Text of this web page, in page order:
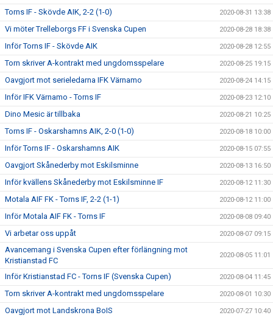
Torns IF - Skövde AIK, 2-2 (1-0) 2020-08-31 13:38
Vi möter Trelleborgs FF i Svenska Cupen 2020-08-28 18:38
Inför Torns IF - Skövde AIK 2020-08-28 12:55
Torn skriver A-kontrakt med ungdomsspelare 2020-08-25 19:15
Oavgjort mot serieledarna IFK Värnamo 2020-08-24 14:15
Inför IFK Värnamo - Torns IF 2020-08-23 12:10
Dino Mesic är tillbaka 2020-08-21 10:25
Torns IF - Oskarshamns AIK, 2-0 (1-0) 2020-08-18 10:00
Inför Torns IF - Oskarshamns AIK 2020-08-15 07:55
Oavgjort Skånederby mot Eskilsminne 2020-08-13 16:50
Inför kvällens Skånederby mot Eskilsminne IF 2020-08-12 11:30
Motala AIF FK - Torns IF, 2-2 (1-1) 2020-08-12 11:00
Inför Motala AIF FK - Torns IF 2020-08-08 09:40
Vi arbetar oss uppåt 2020-08-07 09:15
Avancemang i Svenska Cupen efter förlängning mot
Kristianstad FC
2020-08-05 11:01
Inför Kristianstad FC - Torns IF (Svenska Cupen) 2020-08-04 11:45
Torn skriver A-kontrakt med ungdomsspelare 2020-08-01 10:30
Oavgjort mot Landskrona BoIS 2020-07-27 10:40